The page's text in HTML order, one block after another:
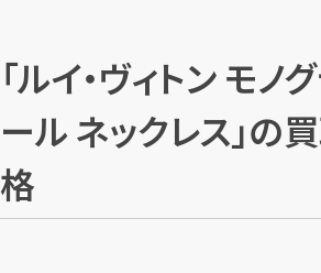
「ルイ・ヴィトン モノ
ール ネックレス」の
格